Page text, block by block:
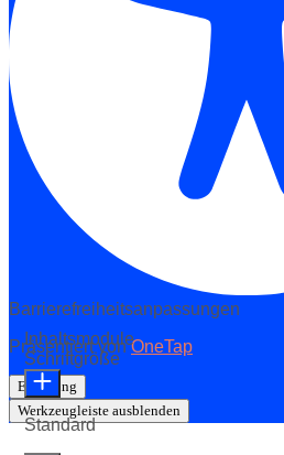
Barrierefreiheitsanpassungen
Präsentiert vonOneTap
Erklärung
Werkzeugleiste ausblenden
Inhaltsmodule
Schriftgröße
Standard